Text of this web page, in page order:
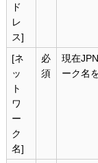
ド
レ
ス]
[ネ
ッ
ト
ワ
ー
ク
名]
必
須
現在
ーク名